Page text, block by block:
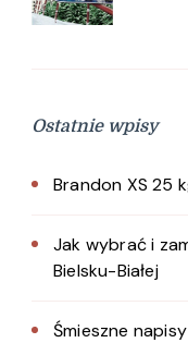
Ostatnie wpisy
Brandon XS 25
Jak wybrać i
Bielsku-Białej
Śmieszne